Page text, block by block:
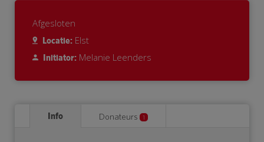
Afgesloten
Locatie: Elst
Initiator: Melanie Leenders
Info Donateurs 1